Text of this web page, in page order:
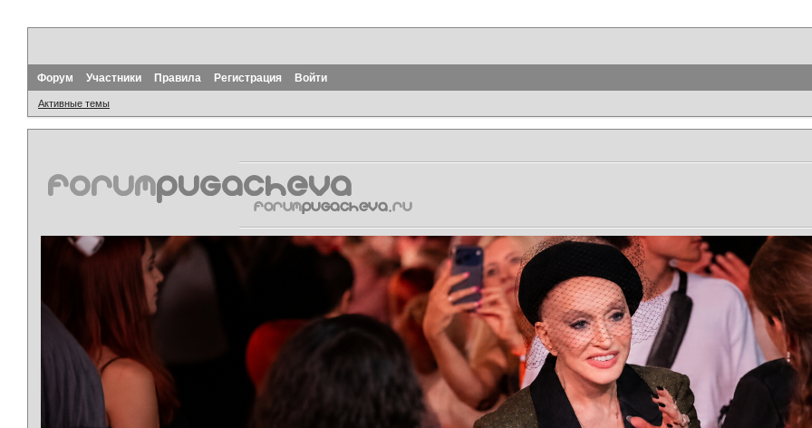
Форум Участники Правила Регистрация Войти
Активные темы